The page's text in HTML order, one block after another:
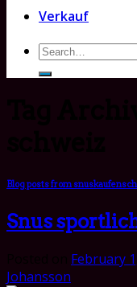
Verkauf
Search
for:
Blog posts from
Snus
February
Johansson